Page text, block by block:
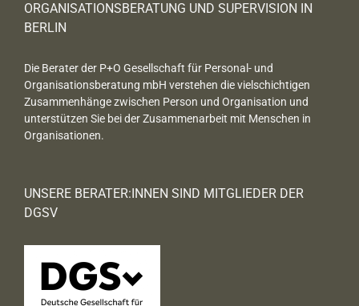
ORGANISATIONSBERATUNG UND SUPERVISION IN
BERLIN
Die Berater der P+O Gesellschaft für Personal- und
Organisationsberatung mbH verstehen die vielschichtigen
Zusammenhänge zwischen Person und Organisation und
unterstützen Sie bei der Zusammenarbeit mit Menschen in
Organisationen.
UNSERE BERATER:INNEN SIND MITGLIEDER DER
DGSV